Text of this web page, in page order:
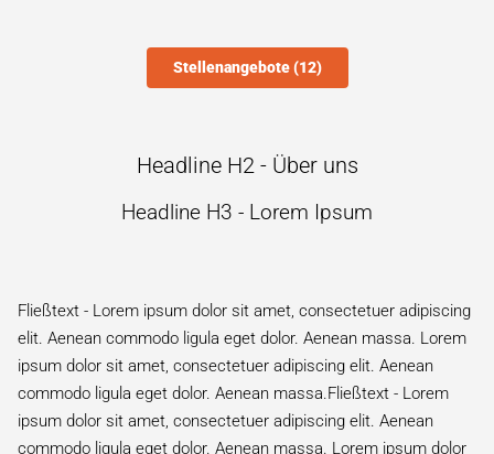
Stellenangebote (12)
Headline H2 - Über uns
Headline H3 - Lorem Ipsum
Fließtext - Lorem ipsum dolor sit amet, consectetuer adipiscing
elit. Aenean commodo ligula eget dolor. Aenean massa. Lorem
ipsum dolor sit amet, consectetuer adipiscing elit. Aenean
commodo ligula eget dolor. Aenean massa.Fließtext - Lorem
ipsum dolor sit amet, consectetuer adipiscing elit. Aenean
commodo ligula eget dolor. Aenean massa. Lorem ipsum dolor